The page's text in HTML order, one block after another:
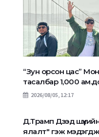
“Зун орсон цас”
тасалбар 1,000
2026/08/05, 12:17
Д.Трамп Дээд
ялалт" гэж